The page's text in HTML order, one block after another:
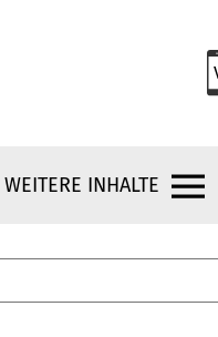
WEITERE INHALTE